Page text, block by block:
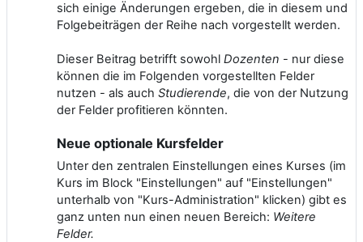
sich einige Änderungen ergeben, die in diesem und
Folgebeiträgen der Reihe nach vorgestellt werden.
Dieser Beitrag betrifft sowohl Dozenten - nur diese
können die im Folgenden vorgestellten Felder
nutzen - als auch Studierende, die von der Nutzung
der Felder profitieren könnten.
Neue optionale Kursfelder
Unter den zentralen Einstellungen eines Kurses (im
Kurs im Block "Einstellungen" auf "Einstellungen"
unterhalb von "Kurs-Administration" klicken) gibt es
ganz unten nun einen neuen Bereich: Weitere
Felder.